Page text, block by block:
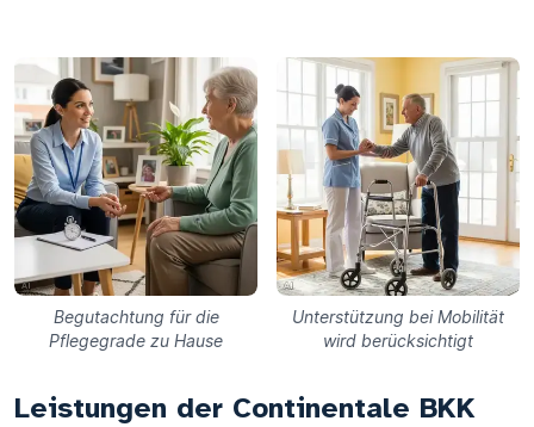
Begutachtung für die
Pflegegrade zu Hause
Unterstützung bei Mobilität
wird berücksichtigt
Leistungen der Continentale BKK